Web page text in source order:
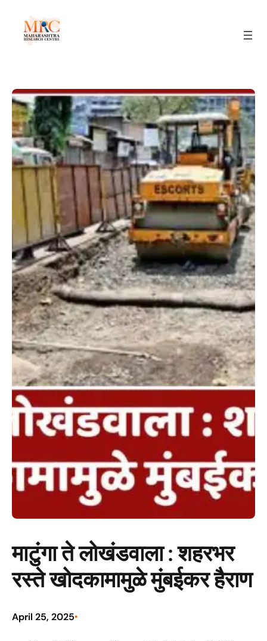
माटुंगा ते लोखंडवाला : शहरभर
रस्ते खोदकामामुळे मुंबईकर हैराण
April 25, 2025•